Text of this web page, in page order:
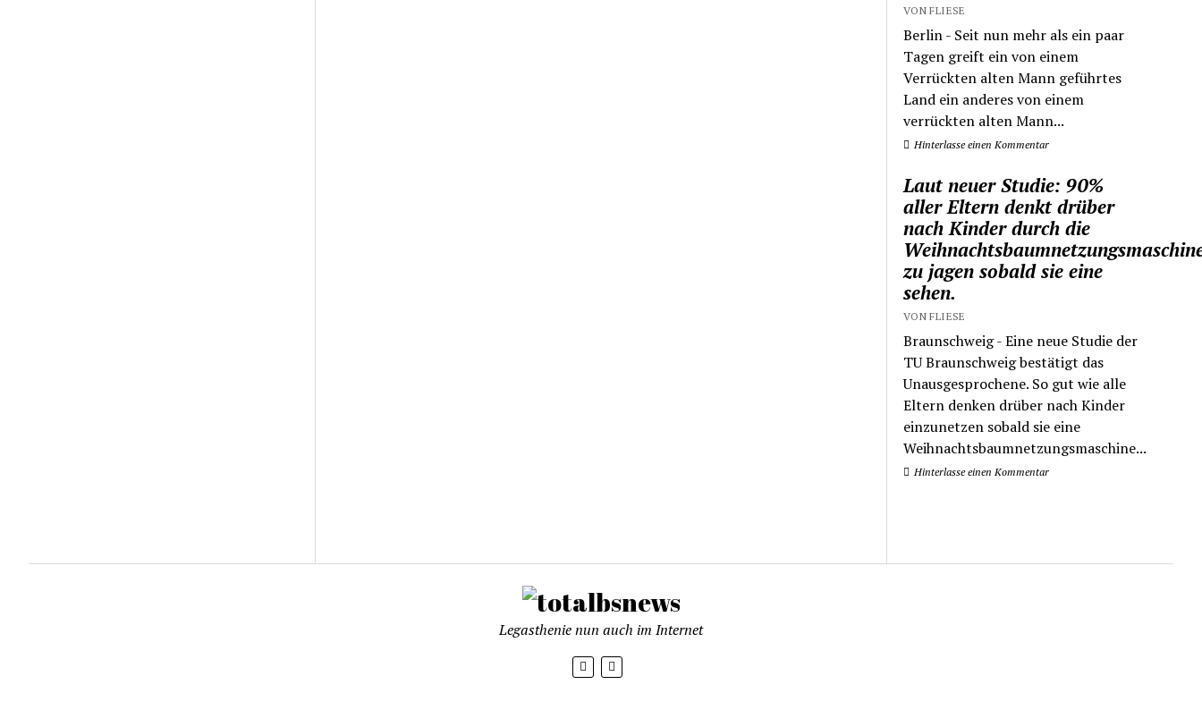
VON FLIESE
Berlin - Seit nun mehr als ein paar
Tagen greift ein von einem
Verrückten alten Mann geführtes
Land ein anderes von einem
verrückten alten Mann...
Hinterlasse einen Kommentar
Laut neuer Studie: 90%
aller Eltern denkt drüber
nach Kinder durch die
zu jagen sobald sie eine
sehen.
VON FLIESE
Braunschweig - Eine neue Studie der
TU Braunschweig bestätigt das
Unausgesprochene. So gut wie alle
Eltern denken drüber nach Kinder
einzunetzen sobald sie eine
Weihnachtsbaumnetzungsmaschine...
Hinterlasse einen Kommentar
Legasthenie nun auch im Internet